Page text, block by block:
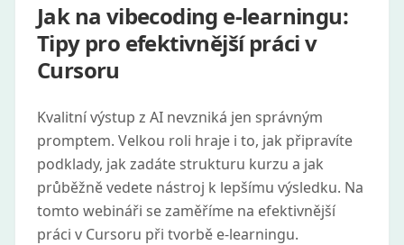
Jak na vibecoding e-learningu:
Tipy pro efektivnější práci v
Cursoru
Kvalitní výstup z AI nevzniká jen správným
promptem. Velkou roli hraje i to, jak připravíte
podklady, jak zadáte strukturu kurzu a jak
průběžně vedete nástroj k lepšímu výsledku. Na
tomto webináři se zaměříme na efektivnější
práci v Cursoru při tvorbě e-learningu.